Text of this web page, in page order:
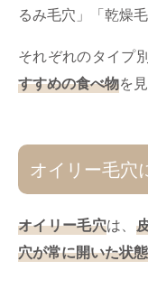
るみ毛穴」「乾燥
それぞれのタイプ別
すすめの食べ物を
オイリー毛穴
オイリー毛穴は、
穴が常に開いた状態